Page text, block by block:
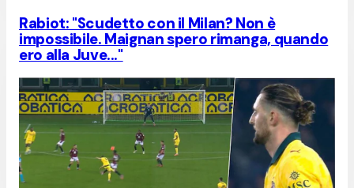
Rabiot: "Scudetto con il Milan? Non è
impossibile. Maignan spero rimanga, quando
ero alla Juve..."